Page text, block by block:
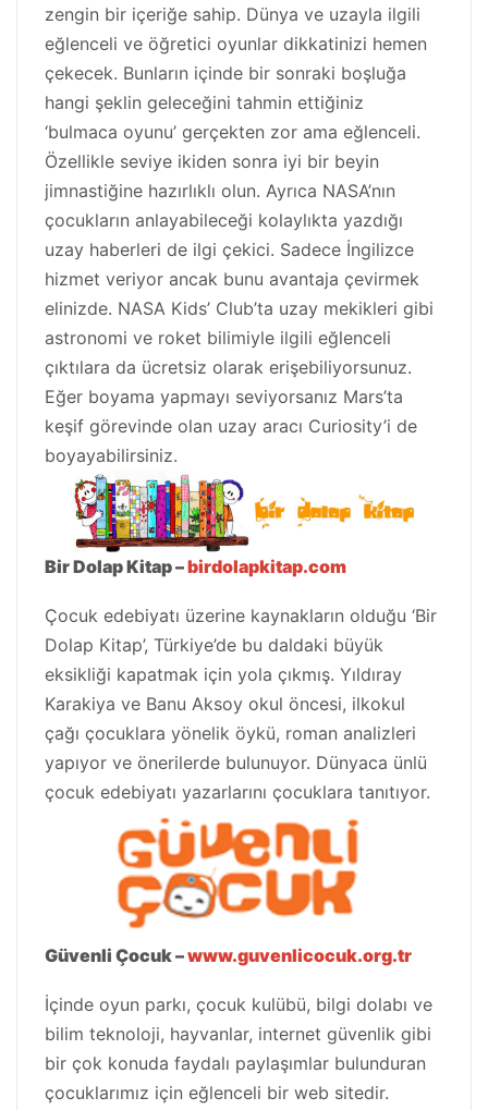
zengin bir içeriğe sahip. Dünya ve uzayla ilgili
eğlenceli ve öğretici oyunlar dikkatinizi hemen
çekecek. Bunların içinde bir sonraki boşluğa
hangi şeklin geleceğini tahmin ettiğiniz
‘bulmaca oyunu’ gerçekten zor ama eğlenceli.
Özellikle seviye ikiden sonra iyi bir beyin
jimnastiğine hazırlıklı olun. Ayrıca NASA’nın
çocukların anlayabileceği kolaylıkta yazdığı
uzay haberleri de ilgi çekici. Sadece İngilizce
hizmet veriyor ancak bunu avantaja çevirmek
elinizde. NASA Kids’ Club’ta uzay mekikleri gibi
astronomi ve roket bilimiyle ilgili eğlenceli
çıktılara da ücretsiz olarak erişebiliyorsunuz.
Eğer boyama yapmayı seviyorsanız Mars’ta
keşif görevinde olan uzay aracı Curiosity’i de
boyayabilirsiniz.
Bir Dolap Kitap –birdolapkitap.com
Çocuk edebiyatı üzerine kaynakların olduğu ‘Bir
Dolap Kitap’, Türkiye’de bu daldaki büyük
eksikliği kapatmak için yola çıkmış. Yıldıray
Karakiya ve Banu Aksoy okul öncesi, ilkokul
çağı çocuklara yönelik öykü, roman analizleri
yapıyor ve önerilerde bulunuyor. Dünyaca ünlü
çocuk edebiyatı yazarlarını çocuklara tanıtıyor.
Güvenli Çocuk –www.guvenlicocuk.org.tr
İçinde oyun parkı, çocuk kulübü, bilgi dolabı ve
bilim teknoloji, hayvanlar, internet güvenlik gibi
bir çok konuda faydalı paylaşımlar bulunduran
çocuklarımız için eğlenceli bir web sitedir.